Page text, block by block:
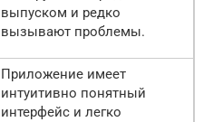
выпуском и редко
вызывают проблемы.
Приложение имеет
интуитивно понятный
интерфейс и легко